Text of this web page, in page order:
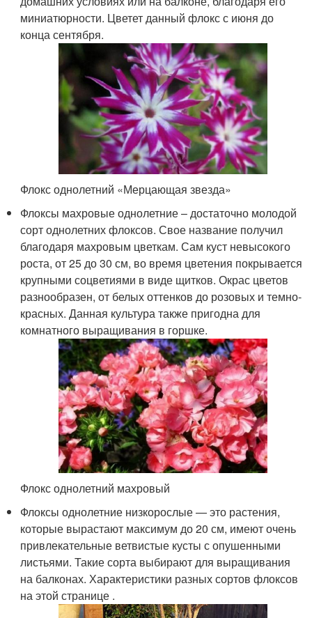
миниатюрности. Цветет данный флокс с июня до
конца сентября.
Флокс однолетний «Мерцающая звезда»
Флоксы махровые однолетние – достаточно молодой
сорт однолетних флоксов. Свое название получил
благодаря махровым цветкам. Сам куст невысокого
роста, от 25 до 30 см, во время цветения покрывается
крупными соцветиями в виде щитков. Окрас цветов
разнообразен, от белых оттенков до розовых и темно-
красных. Данная культура также пригодна для
комнатного выращивания в горшке.
Флокс однолетний махровый
Флоксы однолетние низкорослые — это растения,
которые вырастают максимум до 20 см, имеют очень
привлекательные ветвистые кусты с опушенными
листьями. Такие сорта выбирают для выращивания
на балконах. Характеристики разных сортов флоксов
на этой странице .